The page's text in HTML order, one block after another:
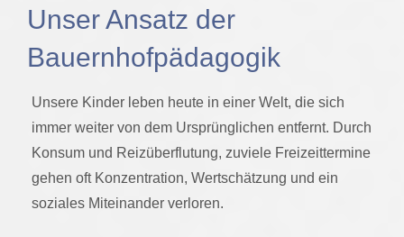
Unser Ansatz der
Bauernhofpädagogik
Unsere Kinder leben heute in einer Welt, die sich
immer weiter von dem Ursprünglichen entfernt. Durch
Konsum und Reizüberflutung, zuviele Freizeittermine
gehen oft Konzentration, Wertschätzung und ein
soziales Miteinander verloren.